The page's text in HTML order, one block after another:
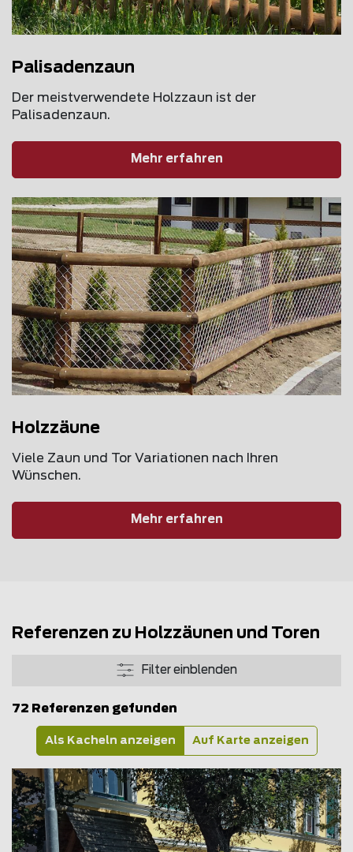
Palisadenzaun
Der meistverwendete Holzzaun ist der
Palisadenzaun.
Mehr erfahren
Holzzäune
Viele Zaun und Tor Variationen nach Ihren
Wünschen.
Mehr erfahren
Referenzen zu Holzzäunen und Toren
Filter einblenden
72 Referenzen gefunden
Als Kacheln anzeigen Auf Karte anzeigen